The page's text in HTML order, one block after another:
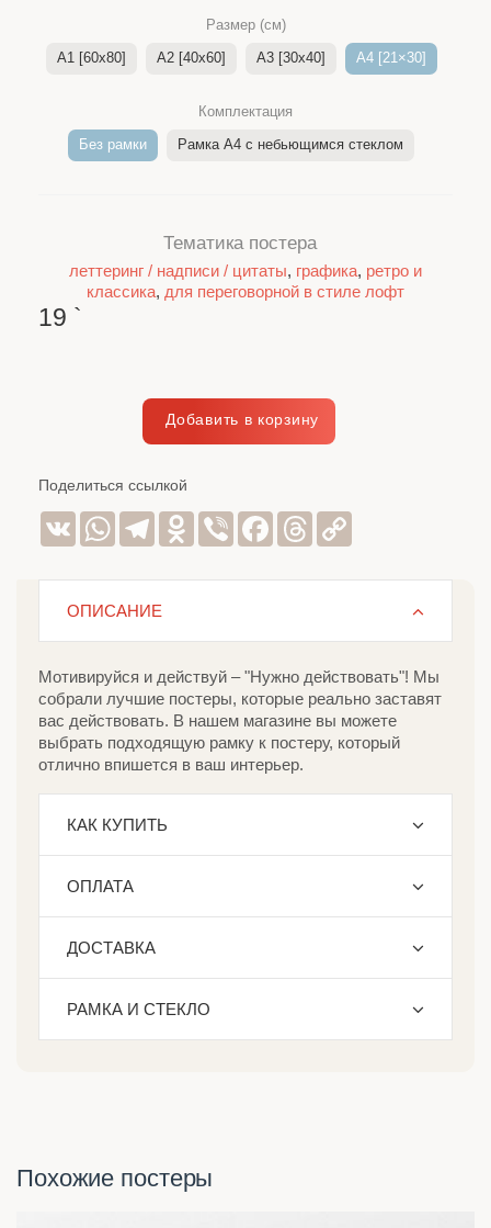
Размер (см)
A1 [60x80]
A2 [40x60] A3 [30x40] A4 [21×30]
Комплектация
Без рамки
Рамка A4 c небьющимся стеклом
Тематика постера
леттеринг / надписи / цитаты, графика, ретро и
классика, для переговорной в стиле лофт
19 `
Поделиться ссылкой
VK WhatsAppTelegramOdnoklassniki
Viber Facebook
Threads
ОПИСАНИЕ
Мотивируйся и действуй – "Нужно действовать"! Мы
собрали лучшие постеры, которые реально заставят
вас действовать. В нашем магазине вы можете
выбрать подходящую рамку к постеру, который
отлично впишется в ваш интерьер.
КАК КУПИТЬ
ОПЛАТА
ДОСТАВКА
РАМКА И СТЕКЛО
Похожие постеры